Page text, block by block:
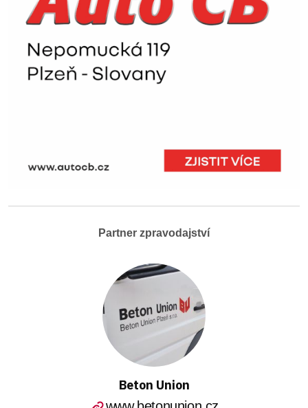
Partner zpravodajství
Beton Union